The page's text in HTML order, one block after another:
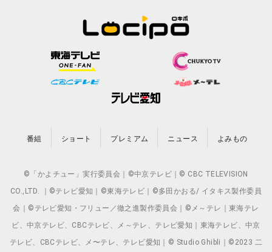
番組 ショート プレミアム ニュース よみもの
©「かよチュー」実行委員会｜©中京テレビ｜© CBC TELEVISION
CO.,LTD. ｜©テレビ愛知｜©東海テレビ｜©多田かおる/ イタキス製作委員
会｜©テレビ愛知・フリュー／徹之進製作委員会｜©メ～テレ｜東海テレ
ビ、中京テレビ、CBCテレビ、メ～テレ、テレビ愛知｜東海テレビ、中京
テレビ、CBCテレビ、メ〜テレ、テレビ愛知｜© Studio Ghibli｜©2023 二